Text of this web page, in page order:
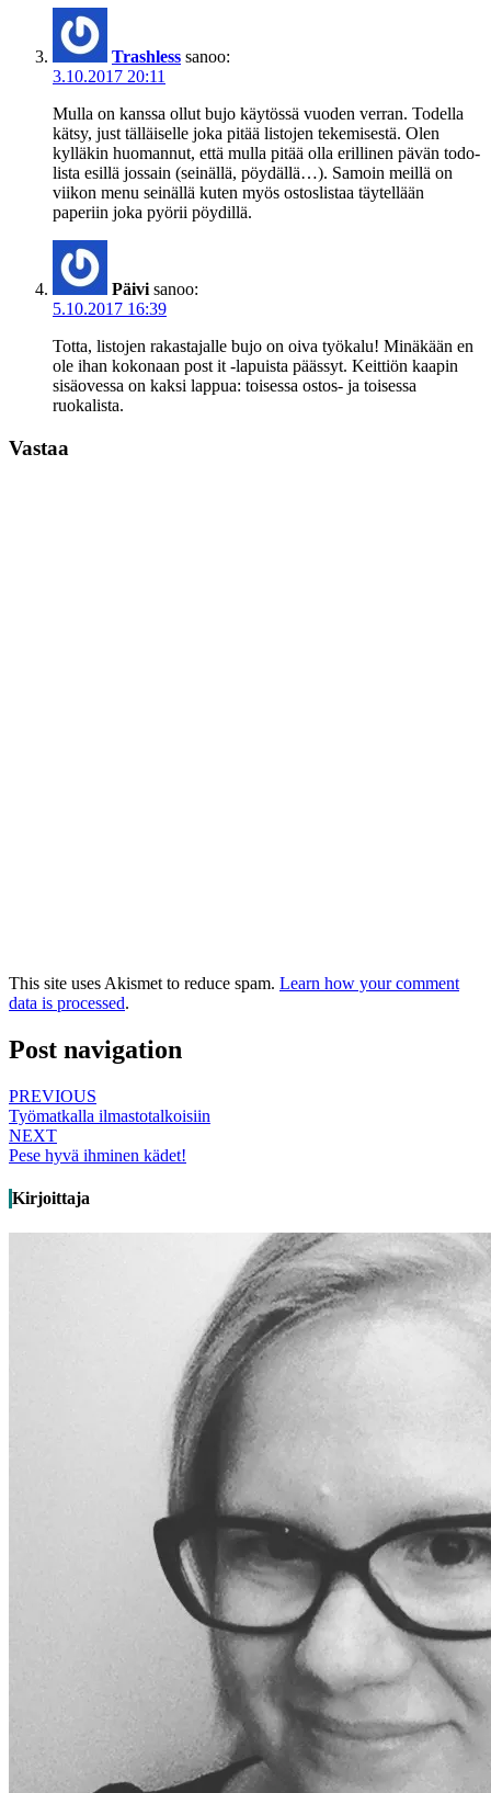
Trashless sanoo:
3.10.2017 20:11
Mulla on kanssa ollut bujo käytössä vuoden verran. Todella
kätsy, just tälläiselle joka pitää listojen tekemisestä. Olen
kylläkin huomannut, että mulla pitää olla erillinen pävän todo-
lista esillä jossain (seinällä, pöydällä…). Samoin meillä on
viikon menu seinällä kuten myös ostoslistaa täytellään
paperiin joka pyörii pöydillä.
Päivi sanoo:
5.10.2017 16:39
Totta, listojen rakastajalle bujo on oiva työkalu! Minäkään en
ole ihan kokonaan post it -lapuista päässyt. Keittiön kaapin
sisäovessa on kaksi lappua: toisessa ostos- ja toisessa
ruokalista.
Vastaa
This site uses Akismet to reduce spam. Learn how your comment
data is processed.
Post navigation
PREVIOUS
Työmatkalla ilmastotalkoisiin
NEXT
Pese hyvä ihminen kädet!
Kirjoittaja